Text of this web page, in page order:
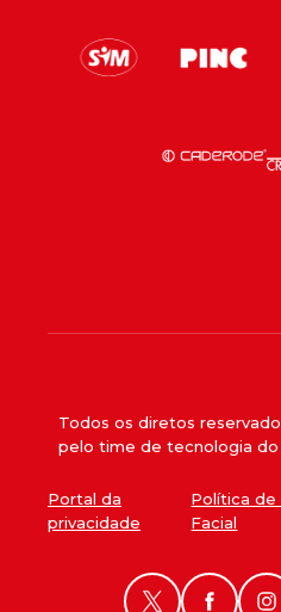
Todos os diretos
pelo time de tecnologia do
Portal da
privacidade
Política
Facial